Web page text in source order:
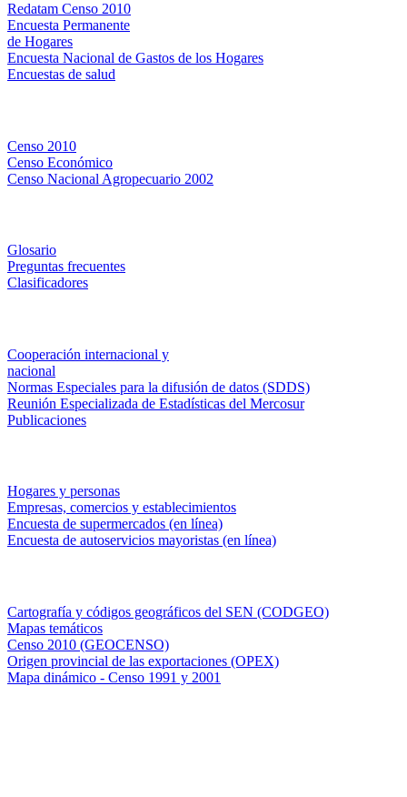
Redatam Censo 2010
Encuesta Permanente
de Hogares
Encuesta Nacional de Gastos de los Hogares
Encuestas de salud
Censo 2010
Censo Económico
Censo Nacional Agropecuario 2002
Glosario
Preguntas frecuentes
Clasificadores
Cooperación internacional y
nacional
Normas Especiales para la difusión de datos (SDDS)
Reunión Especializada de Estadísticas del Mercosur
Publicaciones
Hogares y personas
Empresas, comercios y establecimientos
Encuesta de supermercados (en línea)
Encuesta de autoservicios mayoristas (en línea)
Cartografía y códigos geográficos del SEN (CODGEO)
Mapas temáticos
Censo 2010 (GEOCENSO)
Origen provincial de las exportaciones (OPEX)
Mapa dinámico - Censo 1991 y 2001